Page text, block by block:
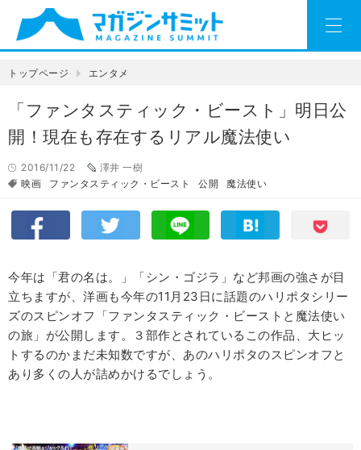
トップページ エンタメ
「ファンタスティック・ビースト」明日公
開！現在も存在するリアル魔法使い
2016/11/22
澤井 一樹
映画
ファンタスティック・ビースト 公開 魔法使い
今年は「君の名は。」「シン・ゴジラ」など邦画の強さが目
立ちますが、洋画も今年の11 月 23 日に話題のハリポタシリー
ズのスピンオフ「ファンタスティック・ビーストと魔法使い
の旅」が公開します。３部作とされているこの作品、大ヒッ
トするのかまだ未知数ですが、あのハリポタのスピンオフと
あり多くの人が詰めかけるでしょう。